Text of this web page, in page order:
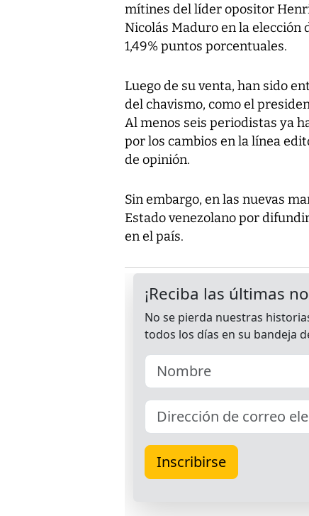
mítines del líder opositor
Nicolás Maduro en la elección
1,49% puntos porcentuales.
Luego de su venta, han sido
del chavismo, como el
Al menos seis periodistas ya
por los cambios en la línea
de opinión.
Sin embargo, en las nuevas
Estado venezolano por
en el país.